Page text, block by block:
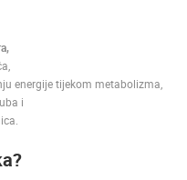
energije tijekom metabolizma,
i